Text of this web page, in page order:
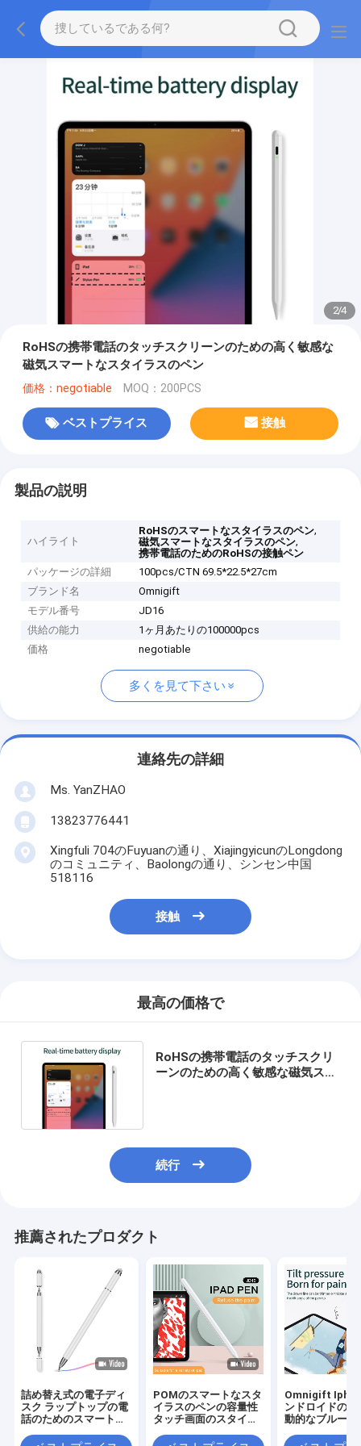
2/4
RoHSの携帯電話のタッチスクリーンのための高く敏感な
磁気スマートなスタイラスのペン
価格：negotiable MOQ：200PCS
ベストプライス 接触
製品の説明
ハイライト
RoHSのスマートなスタイラスのペン,
磁気スマートなスタイラスのペン,
携帯電話のためのRoHSの接触ペン
パッケージの詳細
100pcs/CTN 69.5*22.5*27cm
ブランド名
Omnigift
モデル番号
JD16
供給の能力
1ヶ月あたりの100000pcs
価格
negotiable
多くを見て下さい
連絡先の詳細
Ms. YanZHAO
13823776441
Xingfuli 704のFuyuanの通り、XiajingyicunのLongdong
のコミュニティ、Baolongの通り、シンセン中国
518116
接触
最高の価格で
RoHSの携帯電話のタッチスクリ
ーンのための高く敏感な磁気スマ
続行
推薦されたプロダクト
詰め替え式の電子ディ
スク ラップトップの電
話のためのスマートな
POMのスマートなスタ
イラスのペンの容量性
タッチ画面のスタイラ
Omnigift
ンドロイドのた
動的なブルート
スのペン